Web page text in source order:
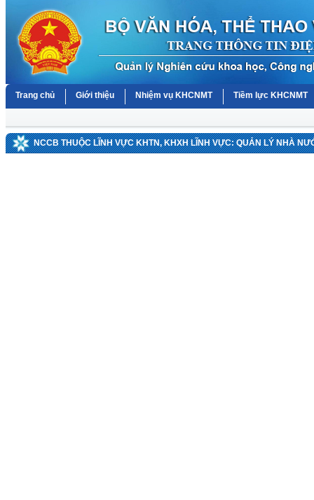
Trang chủ Giới thiệu Nhiệm vụ KHCNMT Tiềm lực KHCNMT
NCCB THUỘC LĨNH VỰC KHTN, KHXH LĨNH VỰC: QUẢN LÝ NHÀ